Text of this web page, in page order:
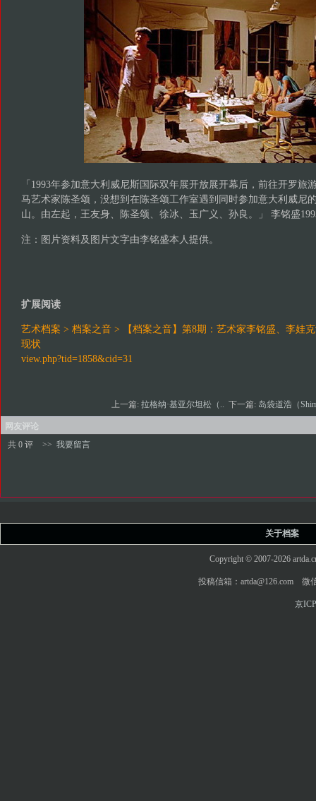
「1993年参加意大利威尼斯国际双年展开放展开幕后，前往开罗旅
马艺术家陈圣颂，没想到在陈圣颂工作室遇到同时参加意大利威尼
山。由左起，王友身、陈圣颂、徐冰、玉广义、孙良。」 李铭盛
注：图片资料及图片文字由李铭盛本人提供。
扩展阅读
艺术档案 > 档案之音 > 【档案之音】第8期：艺术家李铭盛、李娃
现状
view.php?tid=1858&cid=31
上一篇:拉格纳·基亚尔坦松（.. 下一篇: 岛袋道浩（
网友评论
共 0 评
>> 我要留言
关于档案
Copyright © 2007-2026
投稿信箱：artda@126.com 微
京